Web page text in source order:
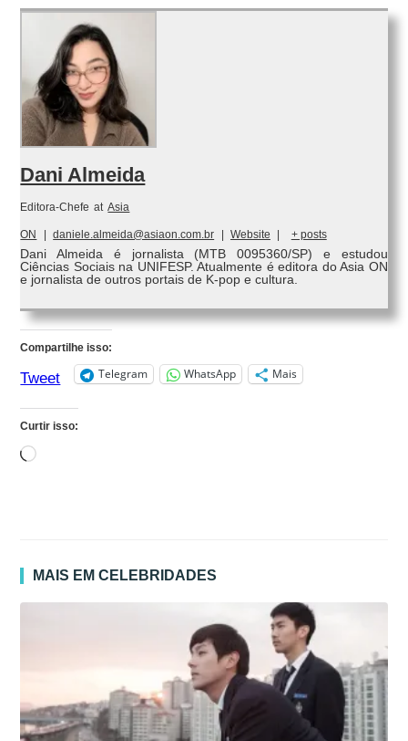
Dani Almeida
Editora-Chefe at Asia
ON | daniele.almeida@asiaon.com.br | Website | + posts
Dani Almeida é jornalista (MTB 0095360/SP) e estudou
Ciências Sociais na UNIFESP. Atualmente é editora do Asia ON
e jornalista de outros portais de K-pop e cultura.
Compartilhe isso:
Tweet Telegram WhatsApp Mais
Curtir isso:
Carregando...
MAIS EM CELEBRIDADES